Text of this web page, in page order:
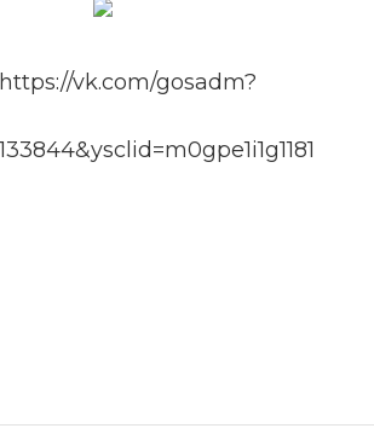
vk.com/gosadm?